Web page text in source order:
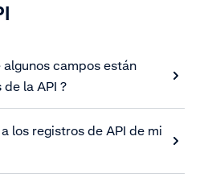
algunos campos están
la API ?
los registros de API de mi